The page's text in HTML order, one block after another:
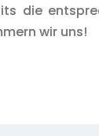
die
wir uns!